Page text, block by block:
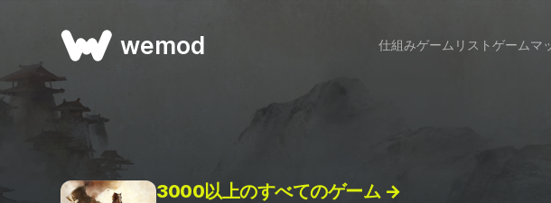
wemod 仕組みゲームリストゲームマ
3000以上のすべてのゲーム →